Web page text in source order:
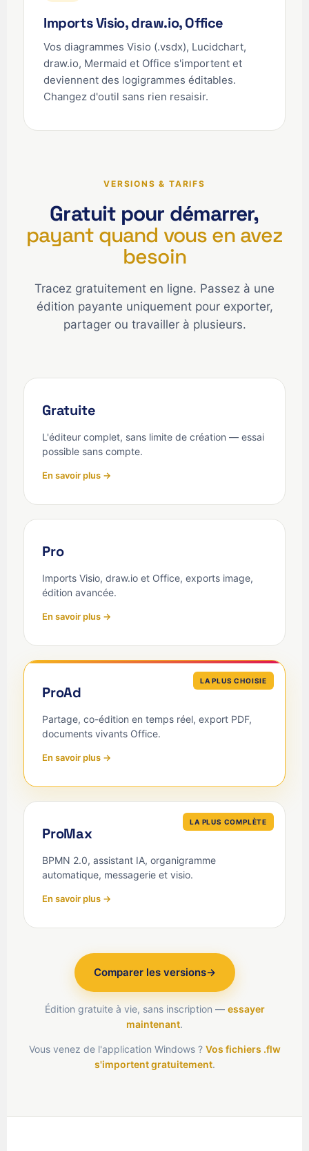
Imports Visio, draw.io, Office
Vos diagrammes Visio (.vsdx), Lucidchart,
draw.io, Mermaid et Office s'importent et
deviennent des logigrammes éditables.
Changez d'outil sans rien resaisir.
VERSIONS & TARIFS
Gratuit pour démarrer,
payant quand vous en avez
besoin
Tracez gratuitement en ligne. Passez à une
édition payante uniquement pour exporter,
partager ou travailler à plusieurs.
Gratuite
L'éditeur complet, sans limite de création — essai
possible sans compte.
En savoir plus →
Pro
Imports Visio, draw.io et Office, exports image,
édition avancée.
En savoir plus →
LA PLUS CHOISIE
ProAd
Partage, co-édition en temps réel, export PDF,
documents vivants Office.
En savoir plus →
LA PLUS COMPLÈTE
ProMax
BPMN 2.0, assistant IA, organigramme
automatique, messagerie et visio.
En savoir plus →
Comparer les versions→
Édition gratuite à vie, sans inscription — essayer
maintenant.
Vous venez de l'application Windows ? Vos fichiers .flw
s'importent gratuitement.